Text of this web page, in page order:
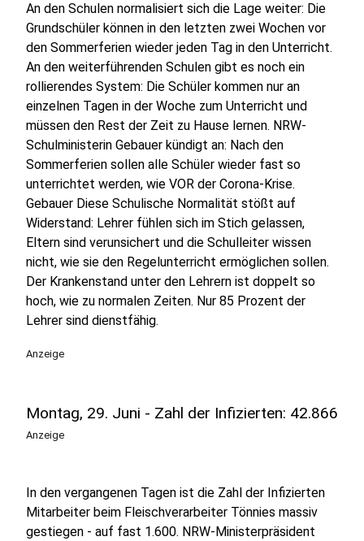
An den Schulen normalisiert sich die Lage weiter: Die
Grundschüler können in den letzten zwei Wochen vor
den Sommerferien wieder jeden Tag in den Unterricht.
An den weiterführenden Schulen gibt es noch ein
rollierendes System: Die Schüler kommen nur an
einzelnen Tagen in der Woche zum Unterricht und
müssen den Rest der Zeit zu Hause lernen. NRW-
Schulministerin Gebauer kündigt an: Nach den
Sommerferien sollen alle Schüler wieder fast so
unterrichtet werden, wie VOR der Corona-Krise.
Gebauer Diese Schulische Normalität stößt auf
Widerstand: Lehrer fühlen sich im Stich gelassen,
Eltern sind verunsichert und die Schulleiter wissen
nicht, wie sie den Regelunterricht ermöglichen sollen.
Der Krankenstand unter den Lehrern ist doppelt so
hoch, wie zu normalen Zeiten. Nur 85 Prozent der
Lehrer sind dienstfähig.
Anzeige
Montag, 29. Juni - Zahl der Infizierten: 42.866
Anzeige
In den vergangenen Tagen ist die Zahl der Infizierten
Mitarbeiter beim Fleischverarbeiter Tönnies massiv
gestiegen - auf fast 1.600. NRW-Ministerpräsident